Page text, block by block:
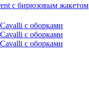
с бирюзовым жакетом